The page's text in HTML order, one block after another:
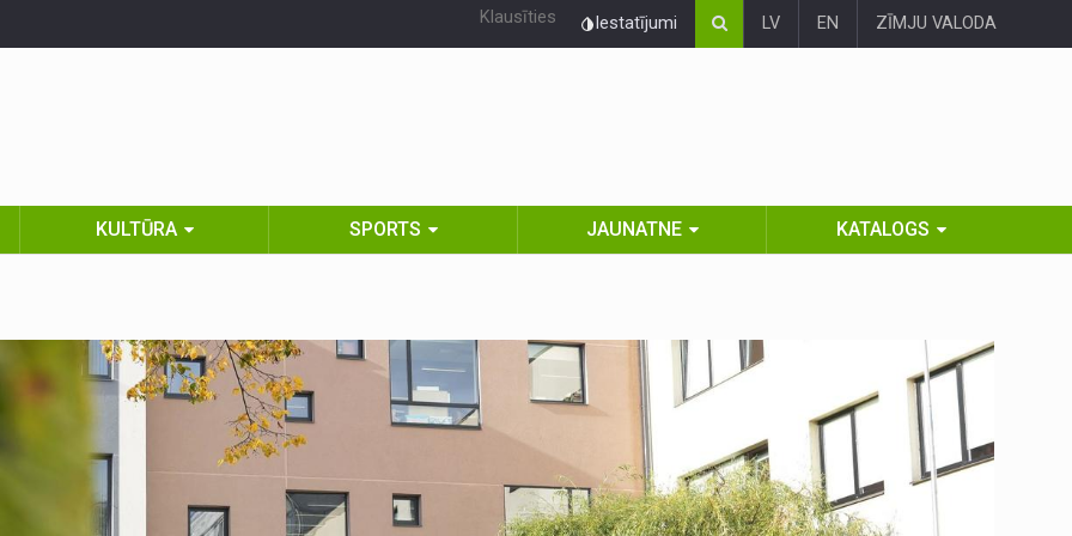
Klausīties Iestatījumi LV EN ZĪMJU VALODA
KULTŪRA SPORTS JAUNATNE KATALOGS